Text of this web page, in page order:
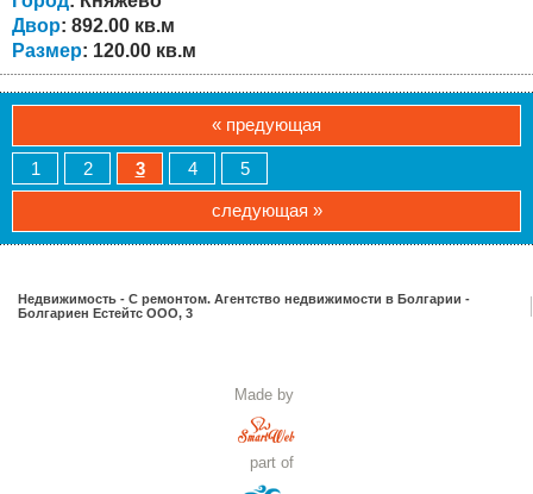
Двор: 892.00 кв.м
Размер: 120.00 кв.м
« предующая
1 2 3 4 5
следующая »
Недвижимость - С ремонтом. Агентство недвижимости в Болгарии -
Болгариен Естейтс ООО, 3
Made by
part of